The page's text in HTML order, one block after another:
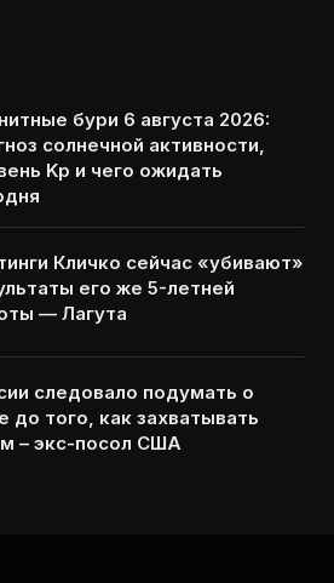
бури 6 августа 2026:
солнечной активности,
Kp и чего ожидать
Кличко сейчас «убивают»
его же 5-летней
— Лагута
следовало подумать о
до того, как захватывать
– экс-посол США